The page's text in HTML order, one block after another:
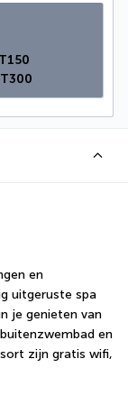
en
uitgeruste spa
je genieten van
en
zijn gratis wifi,